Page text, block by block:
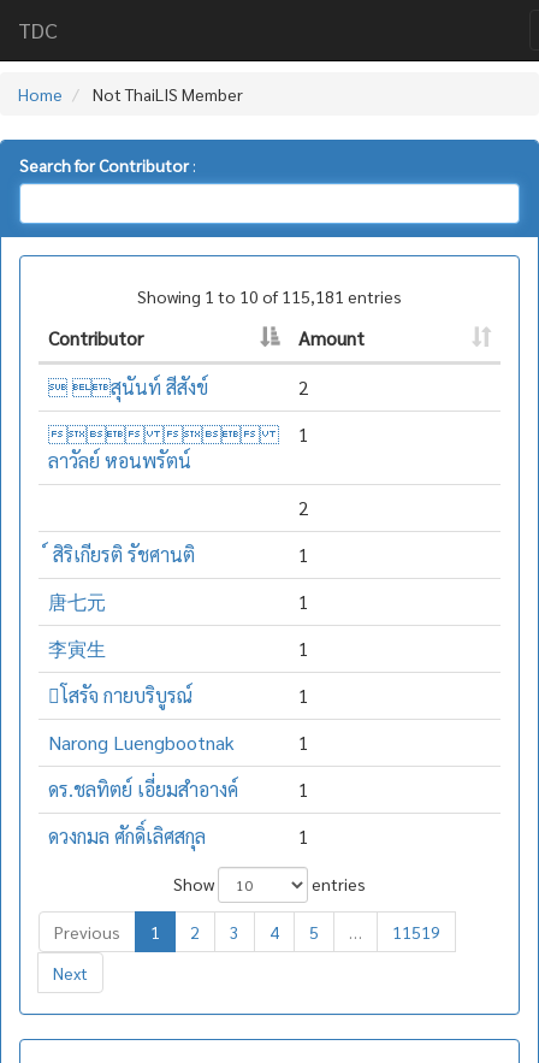
TDC
Home Not ThaiLIS Member
Search for Contributor:
Showing 1 to 10 of 115,181 entries
Contributor
Amount
 สุนันท์ สีสังข์
2
 
ลาวัลย์ หอนพรัตน์
1
2
์ สิริเกียรติ รัชศานติ
1
唐七元
1
李寅生
1
โสรัจ กายบริบูรณ์
1
Narong Luengbootnak
1
ดร.ชลทิตย์ เอี่ยมสำอางค์
1
ดวงกมล ศักดิ์เลิศสกุล
1
Show entries
Previous 1 2 3 4 5 …
11519
Next